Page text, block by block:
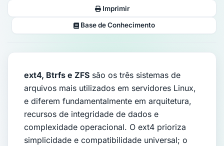
Imprimir
Base de Conhecimento
ext4, Btrfs e ZFS são os três sistemas de
arquivos mais utilizados em servidores Linux,
e diferem fundamentalmente em arquitetura,
recursos de integridade de dados e
complexidade operacional. O ext4 prioriza
simplicidade e compatibilidade universal; o